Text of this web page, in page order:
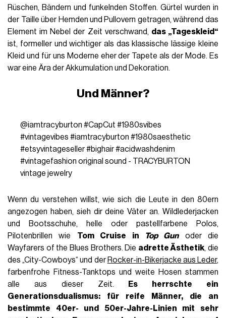
Rüschen, Bändern und funkelnden Stoffen. Gürtel wurden in
der Taille über Hemden und Pullovern getragen, während das
Element im Nebel der Zeit verschwand, das „Tageskleid“
ist, formeller und wichtiger als das klassische lässige kleine
Kleid und für uns Moderne eher der Tapete als der Mode. Es
war eine Ära der Akkumulation und Dekoration.
Und Männer?
@iamtracyburton #CapCut #1980svibes
#vintagevibes #iamtracyburton #1980saesthetic
#etsyvintageseller#bighair#acidwashdenim
#vintagefashion original sound - TRACYBURTON
vintage jewelry
Wenn du verstehen willst, wie sich die Leute in den 80ern
angezogen haben, sieh dir deine Väter an. Wildlederjacken
und Bootsschuhe, helle oder pastellfarbene Polos,
Pilotenbrillen wie Tom Cruise in Top Gunoder die
Wayfarers of the Blues Brothers. Die adrette Ästhetik, die
des „City-Cowboys“ und der Rocker-in-Bikerjacke aus Leder,
farbenfrohe Fitness-Tanktops und weite Hosen stammen
alle aus dieser Zeit.
Es herrschte ein
Generationsdualismus: für reife Männer, die an
bestimmte 40er- und 50er-Jahre-Linien mit sehr